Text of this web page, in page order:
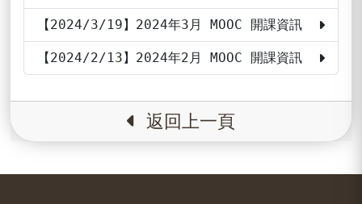
【2024/3/19】2024年3月 MOOC 開課資訊
【2024/2/13】2024年2月 MOOC 開課資訊
返回上一頁